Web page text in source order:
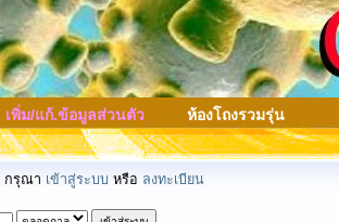
เพิ่ม/แก้.ข้อมูลส่วนตัว ห้องโถงรวมรุ่น
กรุณา เข้าสู่ระบบ หรือ ลงทะเบียน